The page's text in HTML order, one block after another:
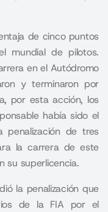
de cinco puntos
mundial de pilotos.
en el Autódromo
y terminaron por
por esta acción, los
había sido el
penalización de tres
la carrera de este
su superlicencia.
la penalización que
de la FIA por el